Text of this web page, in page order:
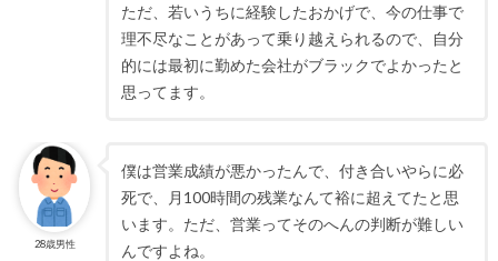
ただ、若いうちに経験したおかげで、今の仕事で
理不尽なことがあって乗り越えられるので、自分
的には最初に勤めた会社がブラックでよかったと
思ってます。
28歳男性
僕は営業成績が悪かったんで、付き合いやらに必
死で、月100時間の残業なんて裕に超えてたと思
います。ただ、営業ってそのへんの判断が難しい
んですよね。